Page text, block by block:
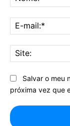
Salvar o meu
próxima vez que